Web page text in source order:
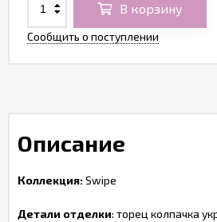
В корзину
Сообщить о поступлении
Описание
Коллекция:Swipe
Детали отделки: торец колпачка